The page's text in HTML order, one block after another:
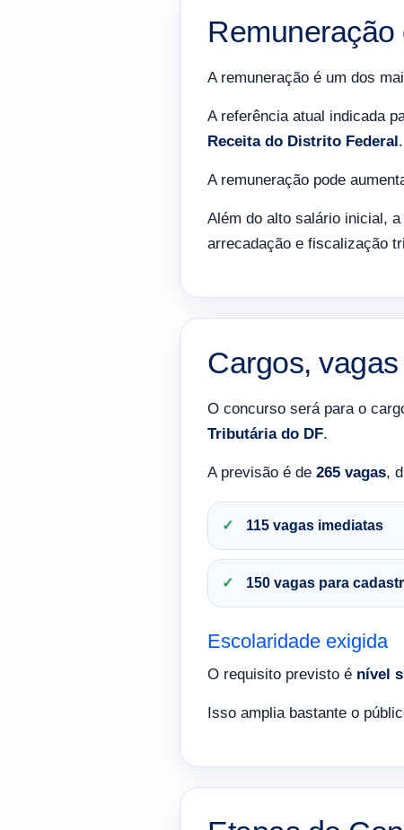
A remuneração é um dos
A referência atual indicada
Receita do Distrito Federal.
A remuneração pode
Além do alto salário inicial,
arrecadação e fiscalização
Cargos,
O concurso será para o
Tributária do DF.
A previsão é de 265 vagas,
115 vagas imediatas
150 vagas para
Escolaridade exigida
O requisito previsto é nível
Isso amplia bastante o